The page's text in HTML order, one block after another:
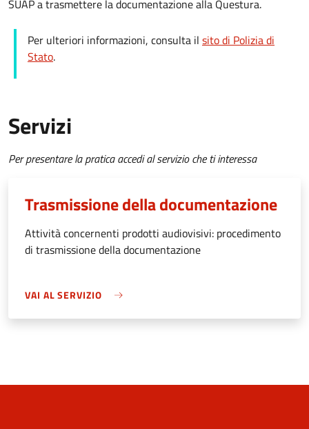
SUAP a trasmettere la documentazione alla Questura.
Per ulteriori informazioni, consulta il sito di Polizia di
Stato.
Servizi
Per presentare la pratica accedi al servizio che ti interessa
Trasmissione della documentazione
Attività concernenti prodotti audiovisivi: procedimento
di trasmissione della documentazione
VAI AL SERVIZIO